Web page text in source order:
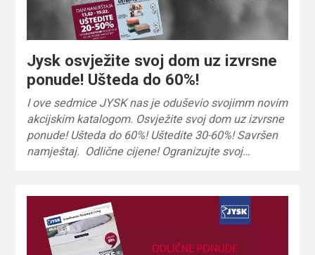
Jysk osvježite svoj dom uz izvrsne
ponude! Ušteda do 60%!
I ove sedmice JYSK nas je oduševio svojimm novim
akcijskim katalogom. Osvježite svoj dom uz izvrsne
ponude! Ušteda do 60%! Uštedite 30-60%! Savršen
namještaj. Odlične cijene! Ogranizujte svoj…